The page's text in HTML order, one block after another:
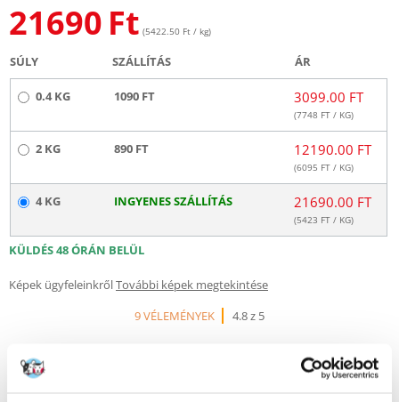
21690 Ft (5422.50 Ft / kg)
SÚLY SZÁLLÍTÁS ÁR
0.4 KG 1090 FT 3099.00 FT
(7748 FT / KG)
2 KG 890 FT 12190.00 FT
(6095 FT / KG)
4 KG INGYENES SZÁLLÍTÁS 21690.00 FT
(5423 FT / KG)
KÜLDÉS 48 ÓRÁN BELÜL
Képek ügyfeleinkrőlTovábbi képek megtekintése
9 VÉLEMÉNYEK
4.8 z 5